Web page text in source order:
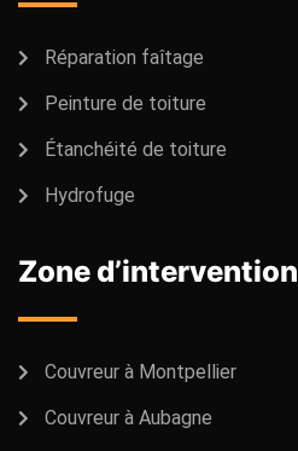
Réparation faîtage
Peinture de toiture
Étanchéité de toiture
Hydrofuge
Zone d’intervention
Couvreur à Montpellier
Couvreur à Aubagne